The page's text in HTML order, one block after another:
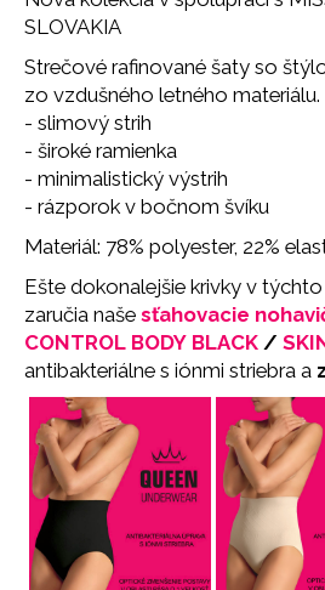
SLOVAKIA
Strečové rafinované šaty so
zo vzdušného letného materiálu.
- slimový strih
- široké ramienka
- minimalistický výstrih
- rázporok v bočnom švíku
Materiál: 78% polyester, 22%
Ešte dokonalejšie krivky v
zaručia naše sťahovacie
CONTROL BODY BLACK /
antibakteriálne s iónmi striebra a
a
m
e
SŤAHOVACIE
NOHAVIČKY
BLACK
€